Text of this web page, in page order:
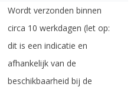
Wordt verzonden binnen
circa 10 werkdagen (let op:
dit is een indicatie en
afhankelijk van de
beschikbaarheid bij de